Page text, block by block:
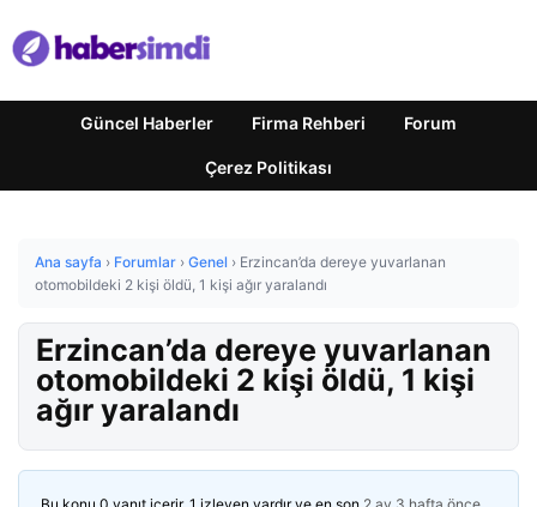
Güncel Haberler Firma Rehberi Forum
Çerez Politikası
Ana sayfa › Forumlar › Genel › Erzincan’da dereye yuvarlanan
otomobildeki 2 kişi öldü, 1 kişi ağır yaralandı
Erzincan’da dereye yuvarlanan
otomobildeki 2 kişi öldü, 1 kişi
ağır yaralandı